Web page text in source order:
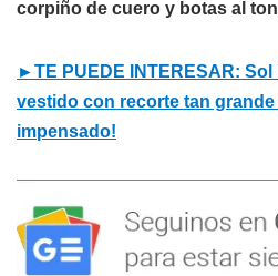
corpiño de cuero y botas al
►TE PUEDE INTERESAR:
vestido con recorte tan grande
impensado!